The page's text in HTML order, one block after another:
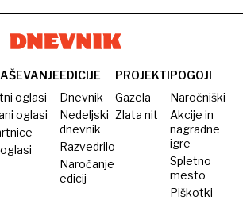
oglasi
oglasi
EDICIJE
Dnevnik
Nedeljski
dnevnik
Razvedrilo
Naročanje
edicij
PROJEKTI
Gazela
Zlata nit
POGOJI
Naročniški
Akcije in
nagradne
igre
Spletno
mesto
Piškotki